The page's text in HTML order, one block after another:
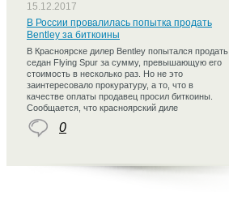
15.12.2017
В России провалилась попытка продать
Bentley за биткоины
В Красноярске дилер Bentley попытался продать
седан Flying Spur за сумму, превышающую его
стоимость в несколько раз. Но не это
заинтересовало прокуратуру, а то, что в
качестве оплаты продавец просил биткоины.
Сообщается, что красноярский диле
0